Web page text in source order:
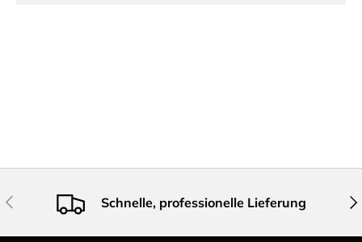
Vorherige Schnelle, professionelle Lieferung